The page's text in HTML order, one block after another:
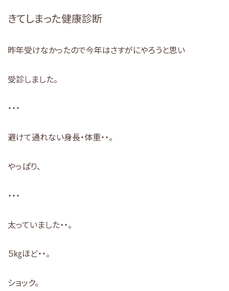
きてしまった健康診断
昨年受けなかったので今年はさすがにやろうと思い
受診しました。
・・・
避けて通れない身長・体重・・。
やっぱり、
・・・
太っていました・・。
５㎏ほど・・。
ショック。